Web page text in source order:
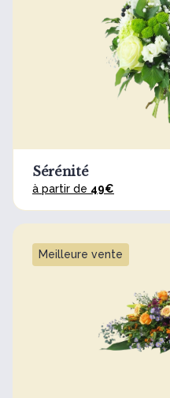
Sérénité
à partir de 49€
Meilleure vente